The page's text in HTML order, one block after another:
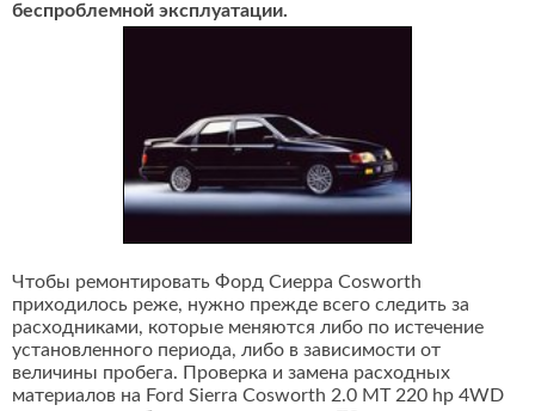
беспроблемной эксплуатации.
Чтобы ремонтировать Форд Сиерра Cosworth
приходилось реже, нужно прежде всего следить за
расходниками, которые меняются либо по истечение
установленного периода, либо в зависимости от
величины пробега. Проверка и замена расходных
материалов на Ford Sierra Cosworth 2.0 MT 220 hp 4WD